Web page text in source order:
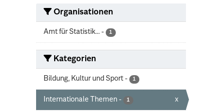
Organisationen
Amt für Statistik... - 1
Kategorien
Bildung, Kultur und Sport - 1
Internationale Themen - 1 x